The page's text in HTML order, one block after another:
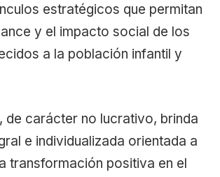
estratégicos que permitan
y el impacto social de los
a la población infantil y
de carácter no lucrativo, brinda
e individualizada orientada a
transformación positiva en el